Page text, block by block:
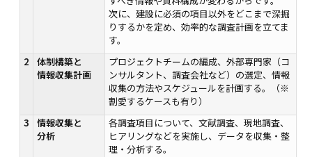
次に、建設に必須の項目以外をどこまで深掘
りするかを定め、効率的な調査計画を立てま
す。
2
体制構築と
情報収集計画
プロジェクトチームの編成、外部専門家（コ
ンサルタント、調査会社など）の選定、情報
収集の方法やスケジュールを計画する。（※
割愛するケースも有り）
3
情報収集と
分析
各調査項目について、文献調査、現地調査、
ヒアリングなどを実施し、データを収集・整
理・分析する。